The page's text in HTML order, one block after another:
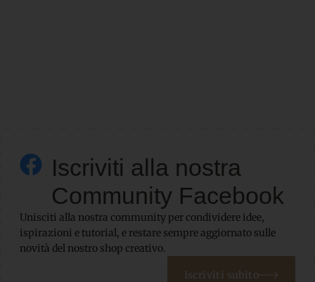
Iscriviti alla nostra
Community Facebook
Unisciti alla nostra community per condividere idee,
ispirazioni e tutorial, e restare sempre aggiornato sulle
novità del nostro shop creativo.
Iscriviti subito